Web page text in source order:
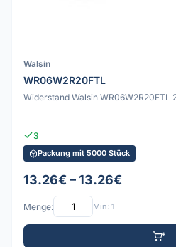
Walsin
WR06W2R20FTL
Widerstand Walsin WR06W2R20FTL
3
Packung mit 5000 Stück
13.26€ – 13.26€
Menge: Min: 1